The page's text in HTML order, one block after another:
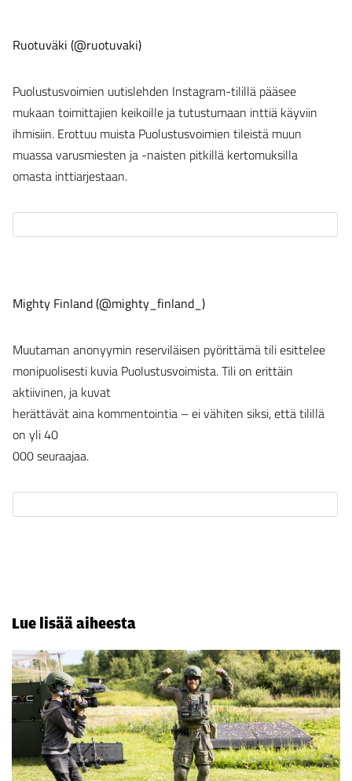
Ruotuväki (@ruotuvaki)
Puolustusvoimien uutislehden Instagram-tilillä pääsee
mukaan toimittajien keikoille ja tutustumaan inttiä käyviin
ihmisiin. Erottuu muista Puolustusvoimien tileistä muun
muassa varusmiesten ja -naisten pitkillä kertomuksilla
omasta inttiarjestaan.
Mighty Finland (@mighty_finland_)
Muutaman anonyymin reserviläisen pyörittämä tili esittelee
monipuolisesti kuvia Puolustusvoimista. Tili on erittäin
aktiivinen, ja kuvat
herättävät aina kommentointia – ei vähiten siksi, että tilillä
on yli 40
000 seuraajaa.
Lue lisää aiheesta